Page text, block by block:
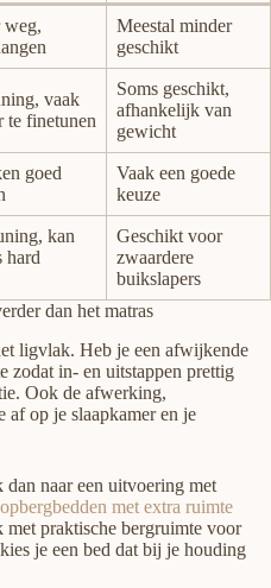
weg,
Meestal minder
geschikt
vaak
te finetunen
Soms geschikt,
afhankelijk van
gewicht
goed
Vaak een goede
keuze
kan
hard
Geschikt voor
zwaardere
buikslapers
dan het matras
ligvlak. Heb je een afwijkende
zodat in- en uitstappen prettig
Ook de afwerking,
af op je slaapkamer en je
naar een uitvoering met
opbergbedden met extra ruimte
praktische bergruimte voor
je een bed dat bij je houding